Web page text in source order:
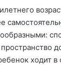
ходит в